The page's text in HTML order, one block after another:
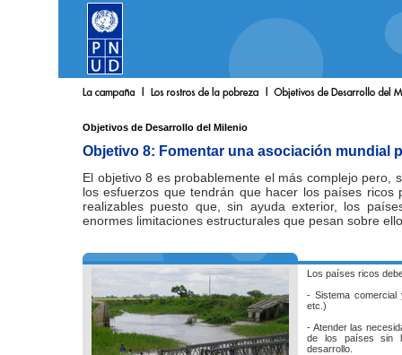
Objetivos de Desarrollo del Milenio
Objetivo 8: Fomentar una asociación mundial
El objetivo 8 es probablemente el más complejo pero,
los esfuerzos que tendrán que hacer los países ricos
realizables puesto que, sin ayuda exterior, los
enormes limitaciones estructurales que pesan sobre
Los países ricos
- Sistema comercial
etc.)
- Atender las
de los países sin
desarrollo.